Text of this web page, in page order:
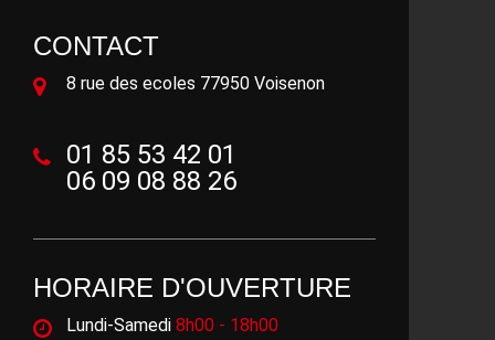
CONTACT
8 rue des ecoles 77950 Voisenon
01 85 53 42 01
06 09 08 88 26
HORAIRE D'OUVERTURE
Lundi-Samedi 8h00 - 18h00